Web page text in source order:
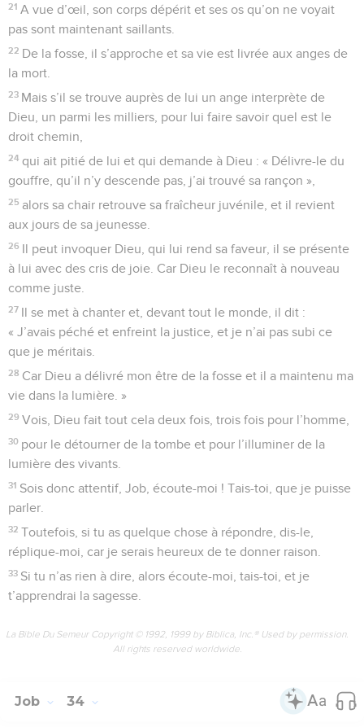
21 A vue d’œil, son corps dépérit et ses os qu’on ne voyait
pas sont maintenant saillants.
22 De la fosse, il s’approche et sa vie est livrée aux anges de
la mort.
23 Mais s’il se trouve auprès de lui un ange interprète de
Dieu, un parmi les milliers, pour lui faire savoir quel est le
droit chemin,
24 qui ait pitié de lui et qui demande à Dieu : « Délivre-le du
gouffre, qu’il n’y descende pas, j’ai trouvé sa rançon »,
25 alors sa chair retrouve sa fraîcheur juvénile, et il revient
aux jours de sa jeunesse.
26 Il peut invoquer Dieu, qui lui rend sa faveur, il se présente
à lui avec des cris de joie. Car Dieu le reconnaît à nouveau
comme juste.
27 Il se met à chanter et, devant tout le monde, il dit :
« J’avais péché et enfreint la justice, et je n’ai pas subi ce
que je méritais.
28 Car Dieu a délivré mon être de la fosse et il a maintenu ma
vie dans la lumière. »
29 Vois, Dieu fait tout cela deux fois, trois fois pour l’homme,
30 pour le détourner de la tombe et pour l’illuminer de la
lumière des vivants.
31 Sois donc attentif, Job, écoute-moi ! Tais-toi, que je puisse
parler.
32 Toutefois, si tu as quelque chose à répondre, dis-le,
réplique-moi, car je serais heureux de te donner raison.
33 Si tu n’as rien à dire, alors écoute-moi, tais-toi, et je
t’apprendrai la sagesse.
La Bible Du Semeur Copyright © 1992, 1999 by Biblica, Inc.® Used by permission.
All rights reserved worldwide.
Job 34